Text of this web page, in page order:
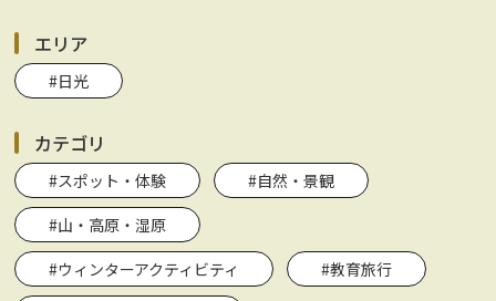
エリア
#日光
カテゴリ
#スポット・体験
#自然・景観
#山・高原・湿原
#ウィンターアクティビティ
#教育旅行